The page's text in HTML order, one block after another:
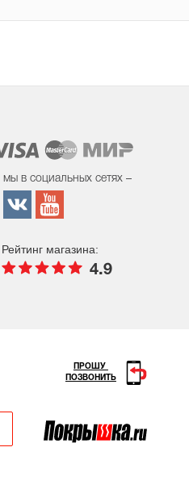
мы в социальных сетях –
Рейтинг магазина:
4.9
ПРОШУ
ПОЗВОНИТЬ